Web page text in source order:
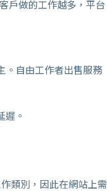
戶做的工作越多，平台
。自由工作者出售服務
遲。
類別，因此在網站上需